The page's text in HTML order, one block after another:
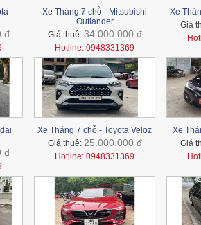
đ
Xe Tháng 7 chỗ - Mitsubishi
Outlander
Giá thuê: 34.000.000 đ
Hotline: 0948331369
Xe
Giá
đ
Xe Tháng 7 chỗ - Toyota Veloz
Giá thuê: 25.000.000 đ
Hotline: 0948331369
Xe
Giá